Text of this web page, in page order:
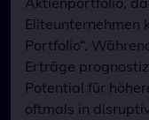
Eliteunternehmen
Portfolio“.
Erträge
Potential für
oftmals in